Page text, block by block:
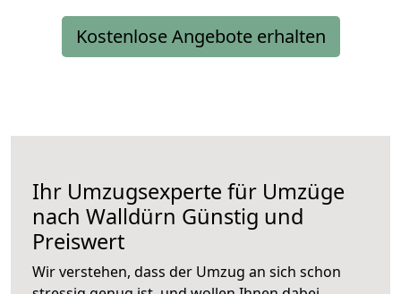
Kostenlose Angebote erhalten
Ihr Umzugsexperte für Umzüge
nach Walldürn Günstig und
Preiswert
Wir verstehen, dass der Umzug an sich schon